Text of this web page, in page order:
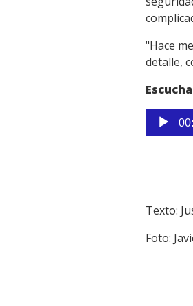
Link
"Hace
detalle,
de
Texto:
Foto: